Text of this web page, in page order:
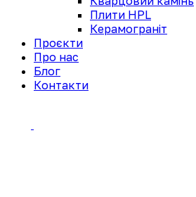
Плити HPL
Керамограніт
Проєкти
Про нас
Блог
Контакти